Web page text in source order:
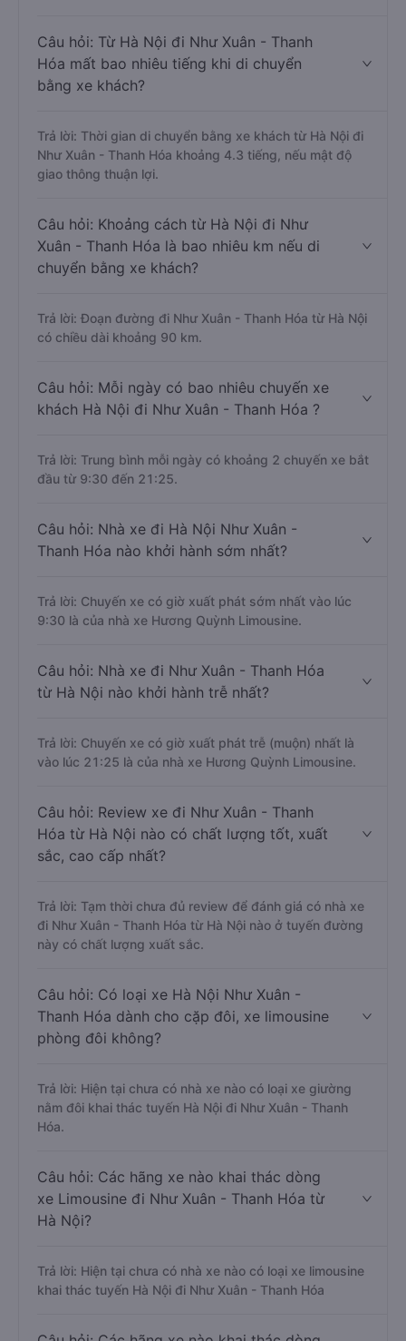
Câu hỏi: Từ Hà Nội đi Như Xuân - Thanh
Hóa mất bao nhiêu tiếng khi di chuyển
bằng xe khách?
Trả lời: Thời gian di chuyển bằng xe khách từ Hà Nội đi
Như Xuân - Thanh Hóa khoảng 4.3 tiếng, nếu mật độ
giao thông thuận lợi.
Câu hỏi: Khoảng cách từ Hà Nội đi Như
Xuân - Thanh Hóa là bao nhiêu km nếu di
chuyển bằng xe khách?
Trả lời: Đoạn đường đi Như Xuân - Thanh Hóa từ Hà Nội
có chiều dài khoảng 90 km.
Câu hỏi: Mỗi ngày có bao nhiêu chuyến xe
khách Hà Nội đi Như Xuân - Thanh Hóa ?
Trả lời: Trung bình mỗi ngày có khoảng 2 chuyến xe bắt
đầu từ 9:30 đến 21:25.
Câu hỏi: Nhà xe đi Hà Nội Như Xuân -
Thanh Hóa nào khởi hành sớm nhất?
Trả lời: Chuyến xe có giờ xuất phát sớm nhất vào lúc
9:30 là của nhà xe Hương Quỳnh Limousine.
Câu hỏi: Nhà xe đi Như Xuân - Thanh Hóa
từ Hà Nội nào khởi hành trễ nhất?
Trả lời: Chuyến xe có giờ xuất phát trễ (muộn) nhất là
vào lúc 21:25 là của nhà xe Hương Quỳnh Limousine.
Câu hỏi: Review xe đi Như Xuân - Thanh
Hóa từ Hà Nội nào có chất lượng tốt, xuất
sắc, cao cấp nhất?
Trả lời: Tạm thời chưa đủ review để đánh giá có nhà xe
đi Như Xuân - Thanh Hóa từ Hà Nội nào ở tuyến đường
này có chất lượng xuất sắc.
Câu hỏi: Có loại xe Hà Nội Như Xuân -
Thanh Hóa dành cho cặp đôi, xe limousine
phòng đôi không?
Trả lời: Hiện tại chưa có nhà xe nào có loại xe giường
nằm đôi khai thác tuyến Hà Nội đi Như Xuân - Thanh
Hóa.
Câu hỏi: Các hãng xe nào khai thác dòng
xe Limousine đi Như Xuân - Thanh Hóa từ
Hà Nội?
Trả lời: Hiện tại chưa có nhà xe nào có loại xe limousine
khai thác tuyến Hà Nội đi Như Xuân - Thanh Hóa